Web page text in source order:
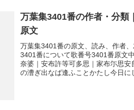
万葉集3401番の作者・分類
原文
万葉集3401番の原文、読み、作者
3401番について歌番号3401番原文
奈婆｜安布許等可多思｜家布尓思
の漕ぎ出なば逢ふことかたし今日に